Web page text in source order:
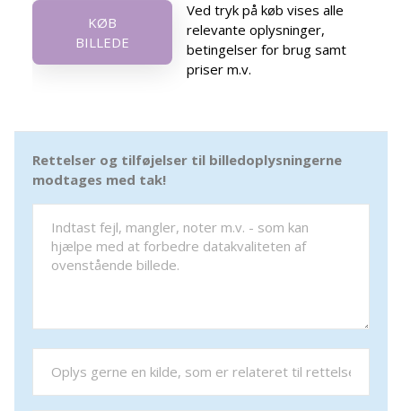
KØB
BILLEDE
Ved tryk på køb vises alle
relevante oplysninger,
betingelser for brug samt
priser m.v.
Rettelser og tilføjelser til billedoplysningerne
modtages med tak!